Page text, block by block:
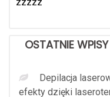
zzzzz
OSTATNIE WPISY
Depilacja
efekty dzięki